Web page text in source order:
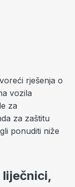
rješenja o
vozila
za
za zaštitu
ponuditi niže
liječnici,